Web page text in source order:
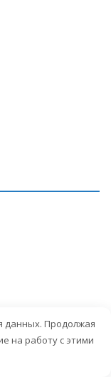
данных. Продолжая
на работу с этими